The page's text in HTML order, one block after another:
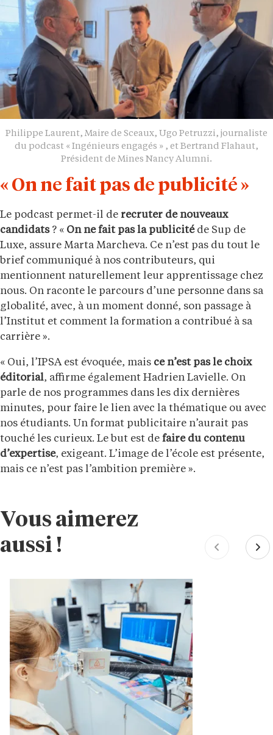
Philippe Laurent, Maire de Sceaux, Ugo Petruzzi, journaliste
du podcast « Ingénieurs engagés » , et Bertrand Flahaut,
Président de Mines Nancy Alumni.
« On ne fait pas de publicité »
Le podcast permet-il de recruter de nouveaux
candidats? « On ne fait pas la publicité de Sup de
Luxe, assure Marta Marcheva. Ce n’est pas du tout le
brief communiqué à nos contributeurs, qui
mentionnent naturellement leur apprentissage chez
nous. On raconte le parcours d’une personne dans sa
globalité, avec, à un moment donné, son passage à
l’Institut et comment la formation a contribué à sa
carrière ».
« Oui, l’IPSA est évoquée, mais ce n’est pas le choix
éditorial, affirme également Hadrien Lavielle. On
parle de nos programmes dans les dix dernières
minutes, pour faire le lien avec la thématique ou avec
nos étudiants. Un format publicitaire n’aurait pas
touché les curieux. Le but est de faire du contenu
d’expertise, exigeant. L’image de l’école est présente,
mais ce n’est pas l’ambition première ».
Vous aimerez
aussi !